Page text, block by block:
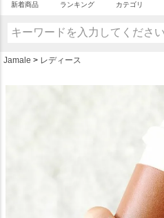
新着商品 ランキング カテゴリ
Jamale レディース